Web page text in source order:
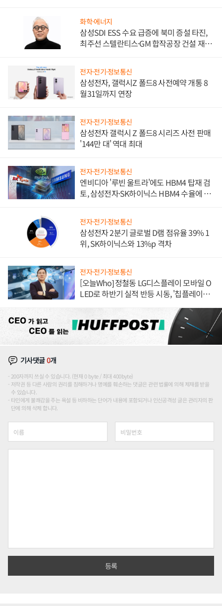
화학·에너지
삼성SDI ESS 수요 급증에 북미 증설 타진,
최주선 스텔란티스·GM 합작공장 건설 재추
전자·전기·정보통신
삼성전자, 갤럭시Z 폴드8 사전예약 개통 8
월31일까지 연장
전자·전기·정보통신
삼성전자 갤럭시 Z 폴드8 시리즈 사전 판매
'144만 대' 역대 최대
전자·전기·정보통신
엔비디아 '루빈 울트라'에도 HBM4 탑재 검
토, 삼성전자·SK하이닉스 HBM4 수율에 주
전자·전기·정보통신
삼성전자 2분기 글로벌 D램 점유율 39% 1
위, SK하이닉스와 13%p 격차
전자·전기·정보통신
[오늘Who] 정철동 LG디스플레이 모바일 O
LED로 하반기 실적 반등 시동, '칩플레이
기사댓글0개
200자까지 쓰실 수 있습니다. (현재 0 byte / 최대 400byte)
저작권 등 다른 사람의 권리를 침해하거나 명예를 훼손하는 댓글은 관련 법률에 의해 제재를 받을
수 있습니다.
타인에게 불쾌감을 주는 욕설 등 비하하는 단어가 내용에 포함되거나 인신공격성 글은 관리자의 판
단에 의해 삭제 합니다.